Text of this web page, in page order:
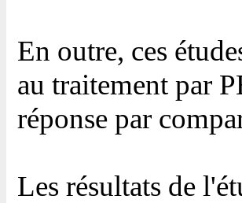
En outre, ces
au traitement par
réponse par
Les résultats de